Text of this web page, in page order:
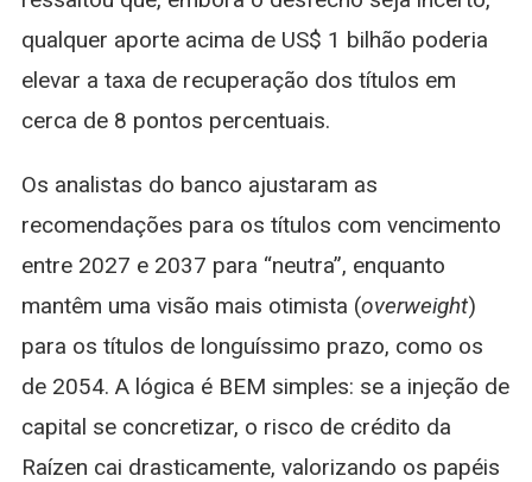
qualquer aporte acima de US$ 1 bilhão poderia
elevar a taxa de recuperação dos títulos em
cerca de 8 pontos percentuais.
Os analistas do banco ajustaram as
recomendações para os títulos com vencimento
entre 2027 e 2037 para “neutra”, enquanto
mantêm uma visão mais otimista (overweight)
para os títulos de longuíssimo prazo, como os
de 2054. A lógica é BEM simples: se a injeção de
capital se concretizar, o risco de crédito da
Raízen cai drasticamente, valorizando os papéis